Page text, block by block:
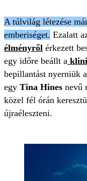
A túlvilág létezése
emberiséget. Ezalatt
élményről érkezett
egy időre beállt a
bepillantást nyerniük
egy Tina Hines nevű
közel fél órán
újraéleszteni.